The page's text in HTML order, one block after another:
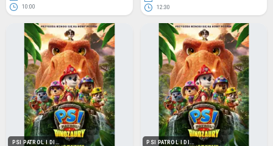
10:00
12:30
PSI PATROL I DI... PSI PATROL I DI...